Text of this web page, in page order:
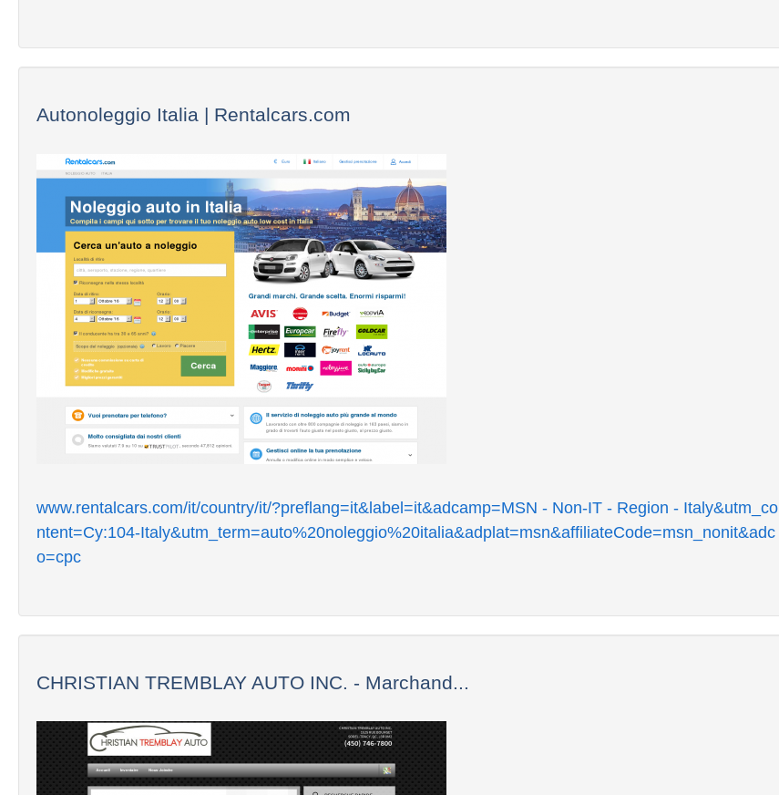
Autonoleggio Italia | Rentalcars.com
www.rentalcars.com/it/country/it/?preflang=it&label=it&adcamp=MSN - Non-IT - Region - Italy&utm_co
ntent=Cy:104-Italy&utm_term=auto%20noleggio%20italia&adplat=msn&affiliateCode=msn_nonit&adc
o=cpc
CHRISTIAN TREMBLAY AUTO INC. - Marchand...